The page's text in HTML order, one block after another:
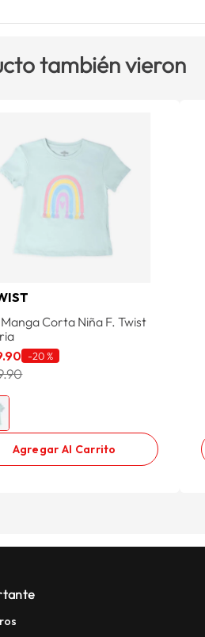
también vieron
Corta Niña F. Twist
.90 -20 %
Agregar Al Carrito